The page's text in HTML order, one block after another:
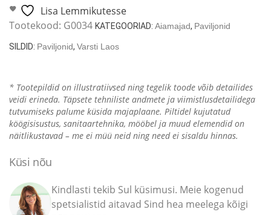
m²
/
/
Lisa Lemmikutesse
Tootekood: G0034 KATEGOORIAD: Aiamajad, Paviljonid
SILDID: Paviljonid, Varsti Laos
* Tootepildid on illustratiivsed ning tegelik toode võib detailides
veidi erineda. Täpsete tehniliste andmete ja viimistlusdetailidega
tutvumiseks palume küsida majaplaane. Piltidel kujutatud
köögisisustus, sanitaartehnika, mööbel ja muud elemendid on
näitlikustavad – me ei müü neid ning need ei sisaldu hinnas.
Küsi nõu
Kindlasti tekib Sul küsimusi. Meie kogenud
spetsialistid aitavad Sind hea meelega kõigi